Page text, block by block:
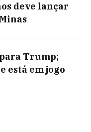
deve lançar
Trump;
está em jogo